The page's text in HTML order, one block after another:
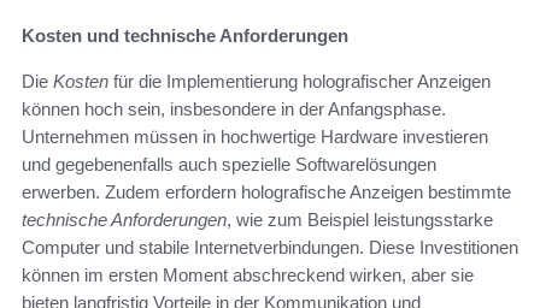
Kosten und technische Anforderungen
Die Kosten für die Implementierung holografischer Anzeigen
können hoch sein, insbesondere in der Anfangsphase.
Unternehmen müssen in hochwertige Hardware investieren
und gegebenenfalls auch spezielle Softwarelösungen
erwerben. Zudem erfordern holografische Anzeigen bestimmte
technische Anforderungen, wie zum Beispiel leistungsstarke
Computer und stabile Internetverbindungen. Diese Investitionen
können im ersten Moment abschreckend wirken, aber sie
bieten langfristig Vorteile in der Kommunikation und